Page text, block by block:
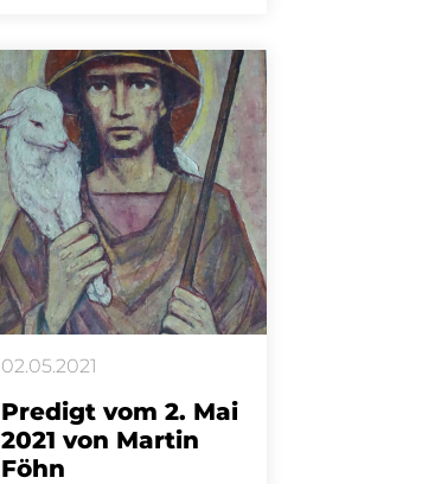
02.05.2021
Predigt vom 2. Mai
2021 von Martin
Föhn